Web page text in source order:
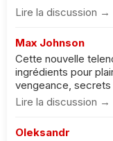
Lire la discussion →
Max Johnson
Cette nouvelle
ingrédients pour
vengeance, secrets
Lire la discussion →
Oleksandr